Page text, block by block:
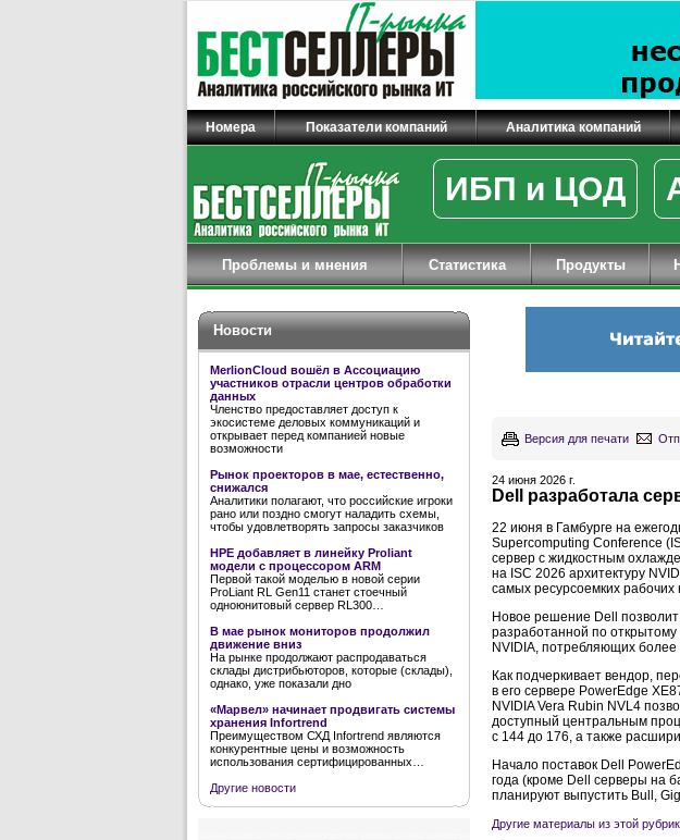
Номера Показатели компаний Аналитика компаний
ИБП и ЦОД
Проблемы и мнения Статистика Продукты
Новости
MerlionCloud вошёл в Ассоциацию
участников отрасли центров обработки
данных
Членство предоставляет доступ к
экосистеме деловых коммуникаций и
открывает перед компанией новые
возможности
Рынок проекторов в мае, естественно,
снижался
Аналитики полагают, что российские игроки
рано или поздно смогут наладить схемы,
чтобы удовлетворять запросы заказчиков
HPE добавляет в линейку Proliant
модели с процессором ARM
Первой такой моделью в новой серии
ProLiant RL Gen11 станет стоечный
одноюнитовый сервер RL300…
В мае рынок мониторов продолжил
движение вниз
На рынке продолжают распродаваться
склады дистрибьюторов, которые (склады),
однако, уже показали дно
«Марвел» начинает продвигать системы
хранения Infortrend
Преимуществом СХД Infortrend являются
конкурентные цены и возможность
использования сертифицированных…
Другие новости
Версия для печати
24 июня 2026 г.
Dell разработала
22 июня в Гамбурге на
Supercomputing Conference
сервер с жидкостным
на ISC 2026 архитектуру
самых ресурсоемких рабочих
Новое решение Dell
разработанной по открытому
NVIDIA, потребляющих
Как подчеркивает вендор,
в его сервере PowerEdge
NVIDIA Vera Rubin NVL4
доступный центральным
с 144 до 176, а также
Начало поставок Dell
года (кроме Dell серверы на
планируют выпустить Bull,
Другие материалы из этой